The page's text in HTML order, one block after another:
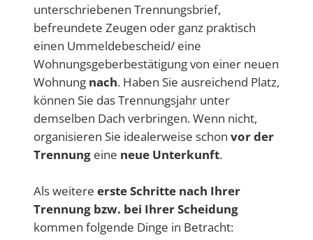
unterschriebenen Trennungsbrief,
befreundete Zeugen oder ganz praktisch
einen Ummeldebescheid/ eine
Wohnungsgeberbestätigung von einer neuen
Wohnung nach. Haben Sie ausreichend Platz,
können Sie das Trennungsjahr unter
demselben Dach verbringen. Wenn nicht,
organisieren Sie idealerweise schon vor der
Trennung eine neue Unterkunft.
Als weitere erste Schritte nach Ihrer
Trennung bzw. bei Ihrer Scheidung
kommen folgende Dinge in Betracht: